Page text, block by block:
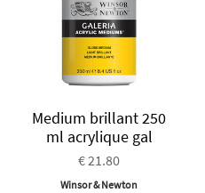
Medium brillant 250
ml acrylique gal
€ 21.80
Winsor & Newton